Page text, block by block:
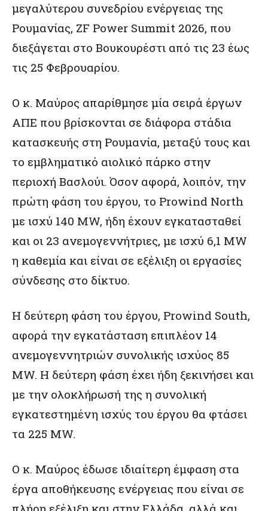
μεγαλύτερου συνεδρίου ενέργειας της
Ρουμανίας, ZF Power Summit 2026, που
διεξάγεται στο Βουκουρέστι από τις 23 έως
τις 25 Φεβρουαρίου.
Ο κ. Μαύρος απαρίθμησε μία σειρά έργων
ΑΠΕ που βρίσκονται σε διάφορα στάδια
κατασκευής στη Ρουμανία, μεταξύ τους και
το εμβληματικό αιολικό πάρκο στην
περιοχή Βασλούι. Όσον αφορά, λοιπόν, την
πρώτη φάση του έργου, το Prowind North
με ισχύ 140 MW, ήδη έχουν εγκατασταθεί
και οι 23 ανεμογεννήτριες, με ισχύ 6,1 MW
η καθεμία και είναι σε εξέλιξη οι εργασίες
σύνδεσης στο δίκτυο.
Η δεύτερη φάση του έργου, Prowind South,
αφορά την εγκατάσταση επιπλέον 14
ανεμογεννητριών συνολικής ισχύος 85
MW. Η δεύτερη φάση έχει ήδη ξεκινήσει και
με την ολοκλήρωσή της η συνολική
εγκατεστημένη ισχύς του έργου θα φτάσει
τα 225 MW.
Ο κ. Μαύρος έδωσε ιδιαίτερη έμφαση στα
έργα αποθήκευσης ενέργειας που είναι σε